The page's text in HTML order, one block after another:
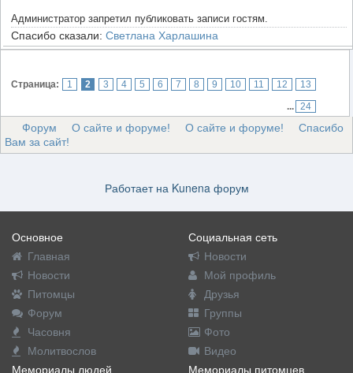
Администратор запретил публиковать записи гостям.
Спасибо сказали: Светлана Харлашина
Страница: 1 2 3 4 5 6 7 8 9 10 11 12
13
...
24
Форум О сайте и форуме! О сайте и форуме!
Спасибо
Вам за сайт!
Работает на Kunena форум
Основное
Главная
Новости
Питомцы
Форум
Часовня
Молитвослов
Социальная сеть
Новости
Мой профиль
Друзья
Группы
Фото
Видео
Мемориалы людей
Мемориалы питомцев